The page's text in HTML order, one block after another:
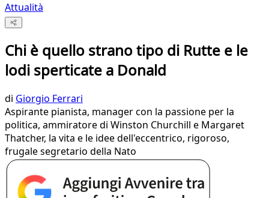
Attualità
Chi è quello strano tipo di Rutte e le
lodi sperticate a Donald
di Giorgio Ferrari
Aspirante pianista, manager con la passione per la
politica, ammiratore di Winston Churchill e Margaret
Thatcher, la vita e le idee dell'eccentrico, rigoroso,
frugale segretario della Nato